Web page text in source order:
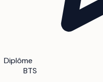
Diplôme
BTS